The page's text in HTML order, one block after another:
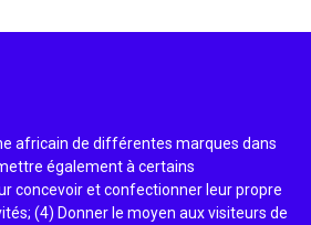
africain de différentes marques dans
également à certains
concevoir et confectionner leur propre
(4) Donner le moyen aux visiteurs de